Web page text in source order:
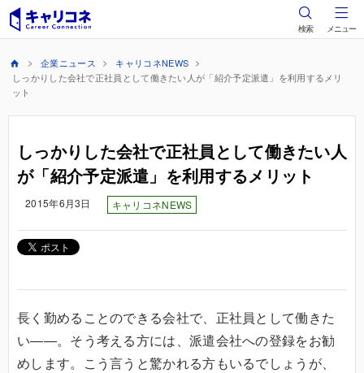
検索 メニュー
企業ニュース
キャリコネNEWS
しっかりした会社で正社員として働きたい人が「紹介予定派遣」を利用するメリ
ット
しっかりした会社で正社員として働きたい人
が「紹介予定派遣」を利用するメリット
2015年6月3日 キャリコネNEWS
長く勤めることのできる会社で、正社員として働きた
い――。そう考える方には、派遣会社への登録をお勧
めします。こう言うと驚かれる方もいるでしょうが、